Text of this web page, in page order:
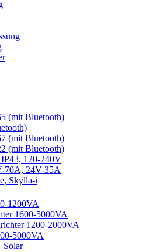
(mit Bluetooth)
(mit Bluetooth)
(mit Bluetooth)
IP43, 120-240V
70A, 24V-35A
Skylla-i
1200VA
1600-5000VA
1200-2000VA
5000VA
Solar